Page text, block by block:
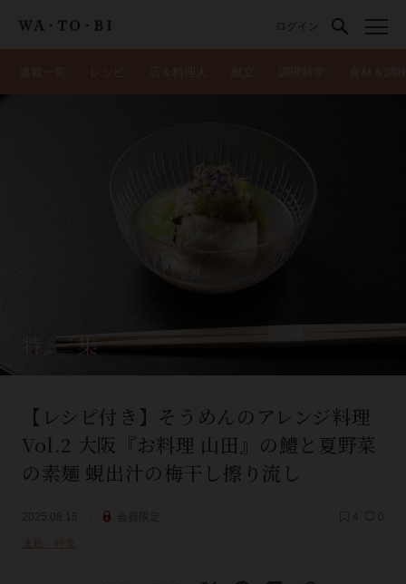
ログイン
【レシピ付き】そうめんのアレンジ料理
Vol.2 大阪『お料理 山田』の鱧と夏野菜
の素麺 蜆出汁の梅干し擦り流し
連載：特集